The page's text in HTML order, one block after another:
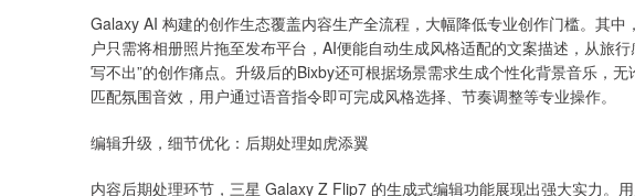
Galaxy AI 构建的创作生态覆盖内容生产全流程，大幅降低专业创作门槛。其
户只需将相册照片拖至发布平台，AI便能自动生成风格适配的文案描述，从旅
写不出”的创作痛点。升级后的Bixby还可根据场景需求生成个性化背景音乐，
匹配氛围音效，用户通过语音指令即可完成风格选择、节奏调整等专业操作。
编辑升级，细节优化：后期处理如虎添翼
内容后期处理环节，三星 Galaxy Z Flip7 的生成式编辑功能展现出强大实力。